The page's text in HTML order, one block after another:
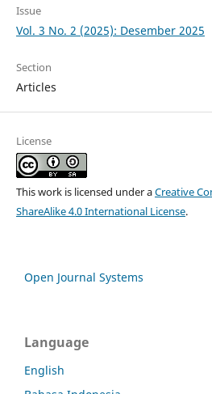
Issue
Vol. 3 No. 2 (2025): Desember 2025
Section
Articles
License
This work is licensed under aCreative
ShareAlike 4.0 International License.
Open Journal Systems
Language
English